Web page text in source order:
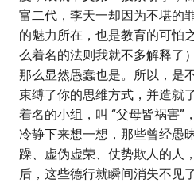
富二代，李天一却因为不堪的
的魅力所在，也是教育的可怕
么着名的法则我就不多解释了
那么显然愚蠢也是。所以，是
束缚了你的思维方式，并造就
着名的小组，叫 “父母皆祸害”
冷静下来想一想，那些曾经愚
躁、虚伪虚荣、仗势欺人的人
后，这些德行就瞬间消失不见